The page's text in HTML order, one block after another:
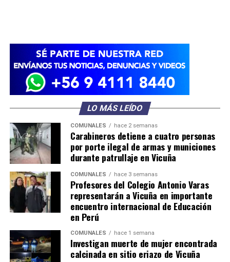
LO MÁS LEÍDO
COMUNALES hace 2 semanas
Carabineros detiene a cuatro personas
por porte ilegal de armas y municiones
durante patrullaje en Vicuña
COMUNALES hace 3 semanas
Profesores del Colegio Antonio Varas
representarán a Vicuña en importante
encuentro internacional de Educación
en Perú
COMUNALES hace 1 semana
Investigan muerte de mujer encontrada
calcinada en sitio eriazo de Vicuña